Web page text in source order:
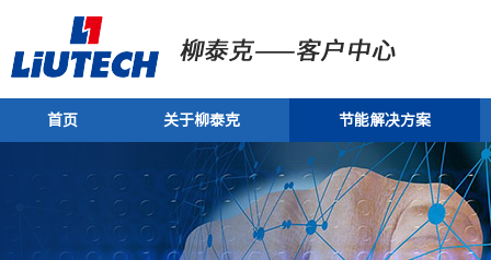
首页 关于柳泰克 节能解决方案